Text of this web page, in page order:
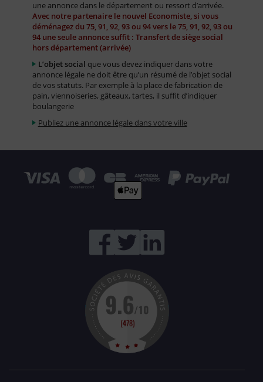
une annonce dans le département ou ressort d’arrivée.
Avec notre partenaire le nouvel Economiste, si vous
déménagez du 75, 91, 92, 93 ou 94 vers le 75, 91, 92, 93 ou
94 une seule annonce suffit : Transfert de siège social
hors département (arrivée)
L’objet social que vous devez indiquer dans votre
annonce légale ne doit être qu’un résumé de l’objet social
de vos statuts. Par exemple à la place de fabrication de
pain, viennoiseries, gâteaux, tartes, il suffit d’indiquer
boulangerie
Publiez une annonce légale dans votre ville